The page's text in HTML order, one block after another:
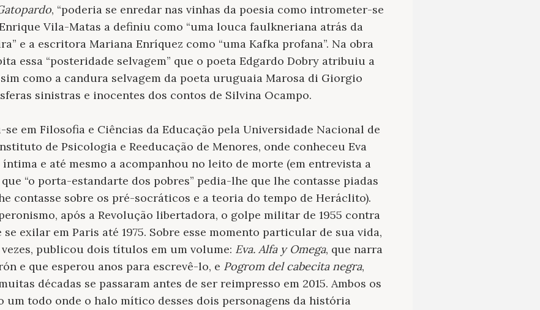
, “poderia se enredar nas vinhas da poesia como intrometer-se
Vila-Matas a definiu como “uma louca faulkneriana atrás da
e a escritora Mariana Enríquez como “uma Kafka profana”. Na obra
essa “posteridade selvagem” que o poeta Edgardo Dobry atribuiu a
como a candura selvagem da poeta uruguaia Marosa di Giorgio
sinistras e inocentes dos contos de Silvina Ocampo.
em Filosofia e Ciências da Educação pela Universidade Nacional de
de Psicologia e Reeducação de Menores, onde conheceu Eva
íntima e até mesmo a acompanhou no leito de morte (em entrevista a
“o porta-estandarte dos pobres” pedia-lhe que lhe contasse piadas
contasse sobre os pré-socráticos e a teoria do tempo de Heráclito).
após a Revolução libertadora, o golpe militar de 1955 contra
exilar em Paris até 1975. Sobre esse momento particular de sua vida,
publicou dois títulos em um volume: Eva. Alfa y Omega, que narra
e que esperou anos para escrevê-lo, e Pogrom del cabecita negra,
décadas se passaram antes de ser reimpresso em 2015. Ambos os
um todo onde o halo mítico desses dois personagens da história